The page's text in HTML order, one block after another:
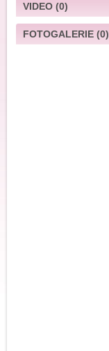
VIDEO(0)
FOTOGALERIE(0)